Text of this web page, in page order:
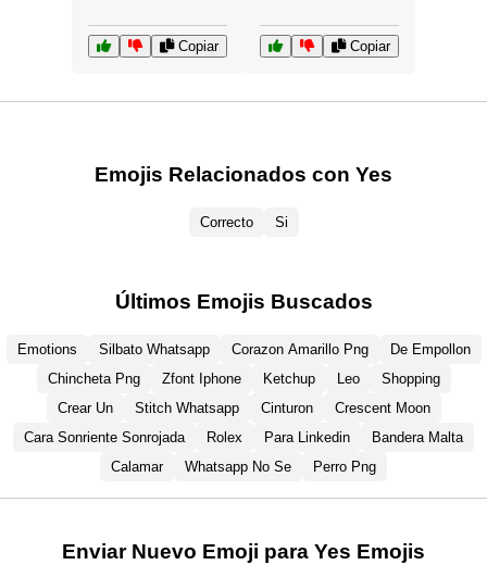
Copiar Copiar
Emojis Relacionados con Yes
Correcto Si
Últimos Emojis Buscados
Emotions Silbato Whatsapp Corazon Amarillo Png
De Empollon
Chincheta Png
Zfont Iphone Ketchup Leo
Shopping
Crear Un
Stitch Whatsapp Cinturon
Crescent Moon
Cara Sonriente Sonrojada
Rolex Para Linkedin
Bandera Malta
Calamar
Whatsapp No Se Perro Png
Enviar Nuevo Emoji para Yes Emojis